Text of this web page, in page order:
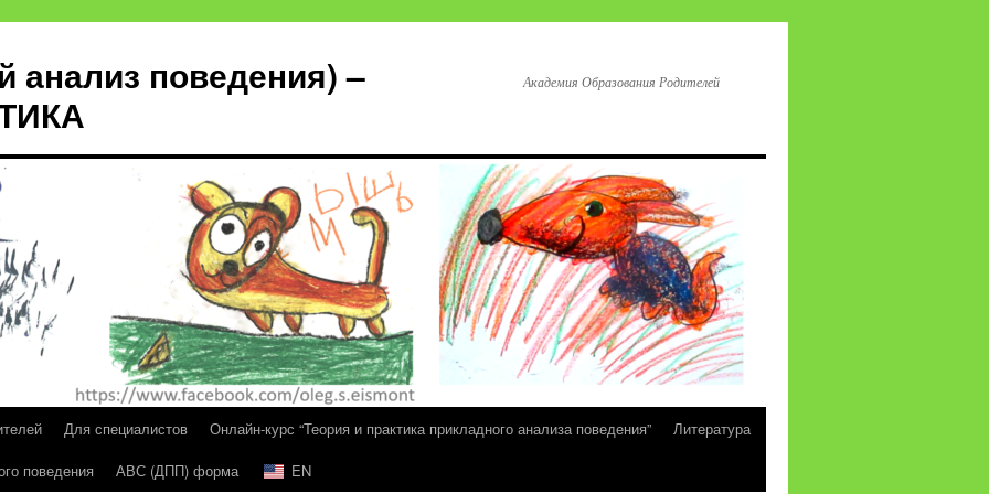
анализ поведения) –
Академия Образования Родителей
Для специалистов Онлайн-курс “Теория и практика прикладного анализа поведения”
Литература
поведения АВС (ДПП) форма EN